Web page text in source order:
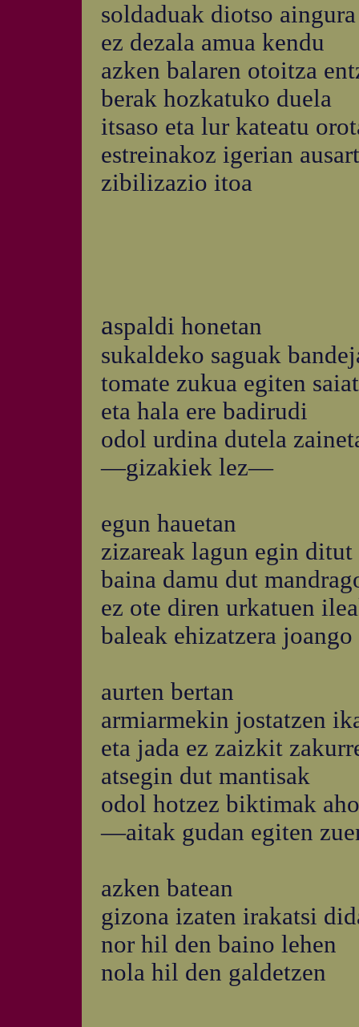
soldaduak diotso
ez dezala amua kendu
azken balaren otoitza
berak hozkatuko duela
itsaso eta lur kateatu
estreinakoz igerian
zibilizazio itoa
aspaldi honetan
sukaldeko saguak
tomate zukua egiten
eta hala ere badirudi
odol urdina dutela
—gizakiek lez—
egun hauetan
zizareak lagun egin ditut
baina damu dut
ez ote diren urkatuen
baleak ehizatzera joango
aurten bertan
armiarmekin jostatzen
eta jada ez zaizkit
atsegin dut mantisak
odol hotzez biktimak
—aitak gudan egiten
azken batean
gizona izaten irakatsi
nor hil den baino lehen
nola hil den galdetzen